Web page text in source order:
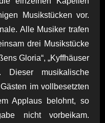
Musikstücken vor.
Alle Musiker trafen
drei Musikstücke
Gloria“, „Kyffhäuser
Dieser musikalische
im vollbesetzten
Applaus belohnt, so
nicht vorbeikam.